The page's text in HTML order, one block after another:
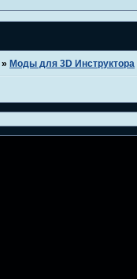
» Моды для 3D Инструктора